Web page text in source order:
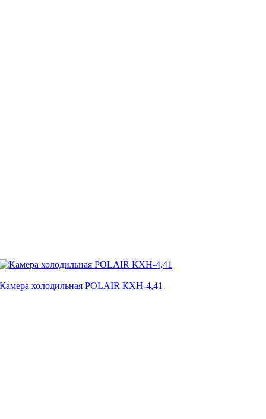
Камера холодильная POLAIR КХН-4,41